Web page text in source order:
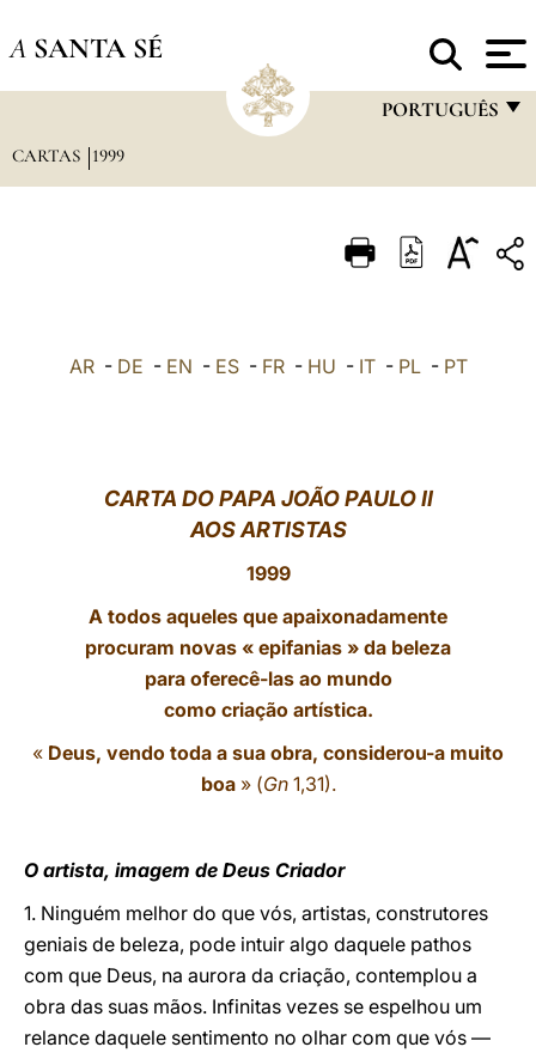
A SANTA SÉ
PORTUGUÊS
ITALIANO
CARTAS 1999
AR- DE - EN - ES- FR- HU - IT- PL- PT
CARTA DO PAPA JOÃO PAULO II
AOS ARTISTAS
1999
A todos aqueles que apaixonadamente
procuram novas « epifanias » da beleza
para oferecê-las ao mundo
como criação artística.
« Deus, vendo toda a sua obra, considerou-a muito
boa» (Gn1,31).
O artista, imagem de Deus Criador
1. Ninguém melhor do que vós, artistas, construtores
geniais de beleza, pode intuir algo daquele pathos
com que Deus, na aurora da criação, contemplou a
obra das suas mãos. Infinitas vezes se espelhou um
relance daquele sentimento no olhar com que vós —